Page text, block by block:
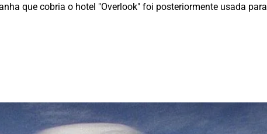
que cobria o hotel "Overlook" foi posteriormente usada para